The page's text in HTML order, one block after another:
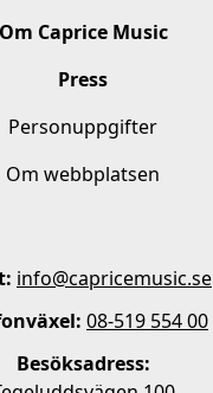
Om Caprice Music
Press
Personuppgifter
Om webbplatsen
info@capricemusic.se
08-519 554 00
Besöksadress: